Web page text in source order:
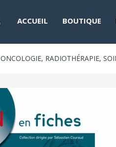
ACCUEIL BOUTIQUE
ONCOLOGIE, RADIOTHÉRAPIE,